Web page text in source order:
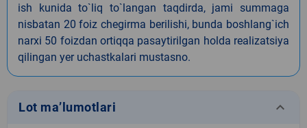
ish kunida to`liq to`langan taqdirda, jami summaga
nisbatan 20 foiz chegirma berilishi, bunda boshlang`ich
narxi 50 foizdan ortiqqa pasaytirilgan holda realizatsiya
qilingan yer uchastkalari mustasno.
Lot ma’lumotlari keyboard_arrow_down